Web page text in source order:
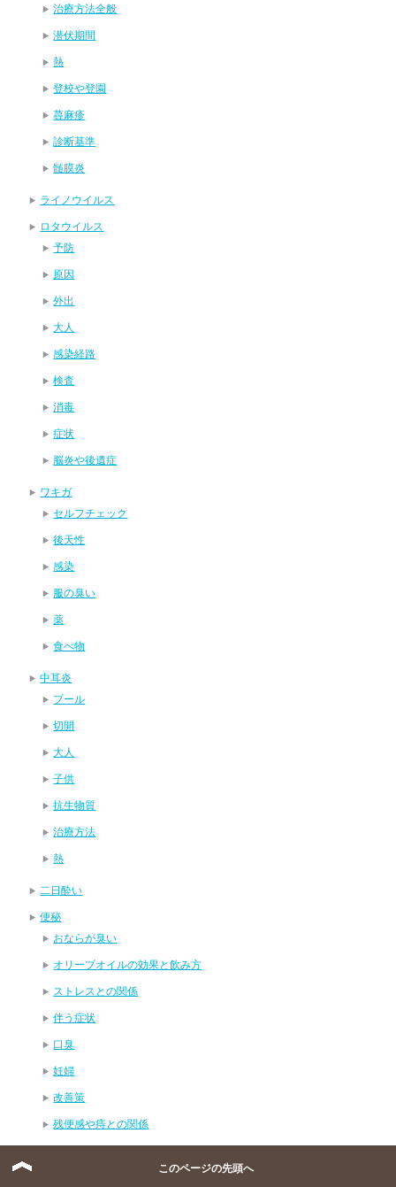
治療方法全般
潜伏期間
熱
登校や登園
蕁麻疹
診断基準
髄膜炎
ライノウイルス
ロタウイルス
予防
原因
外出
大人
感染経路
検査
消毒
症状
脳炎や後遺症
ワキガ
セルフチェック
後天性
感染
服の臭い
薬
食べ物
中耳炎
プール
切開
大人
子供
抗生物質
治療方法
熱
二日酔い
便秘
おならが臭い
オリーブオイルの効果と飲み方
ストレスとの関係
伴う症状
口臭
妊婦
改善策
残便感や痔との関係
このページの先頭へ